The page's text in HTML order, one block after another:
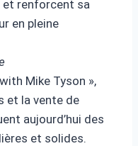
et renforcent sa
en pleine
Mike Tyson »,
et la vente de
aujourd’hui des
et solides.